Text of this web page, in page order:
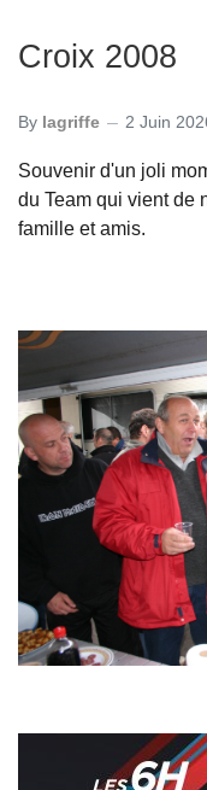
Croix 2008
By lagriffe 2 Juin
Souvenir d'un joli
du Team qui vient de
famille et amis.